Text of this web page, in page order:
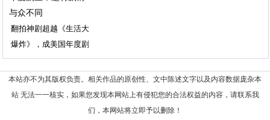
翻拍神剧超越《生活大
爆炸》，成美国年度剧
本站亦不为其版权负责。相关作品的原创性、文中陈述文字以及内容数据庞杂本
站 无法一一核实，如果您发现本网站上有侵犯您的合法权益的内容，请联系我
们，本网站将立即予以删除！